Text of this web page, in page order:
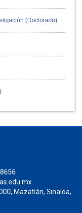
(Doctorado)
Mazatlán, Sinaloa,